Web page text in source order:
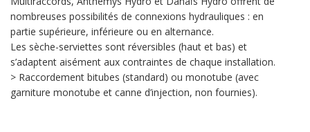
nombreuses possibilités de connexions hydrauliques : en
partie supérieure, inférieure ou en alternance.
Les sèche-serviettes sont réversibles (haut et bas) et
s’adaptent aisément aux contraintes de chaque installation.
> Raccordement bitubes (standard) ou monotube (avec
garniture monotube et canne d’injection, non fournies).